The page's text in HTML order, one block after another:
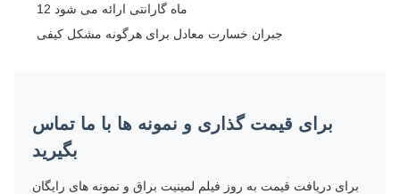
12 ماه گارانتی ارائه می شود
جبران خسارت معادل برای هرگونه مشکل کیفی
برای قیمت گذاری و نمونه ها با ما تماس
بگیرید
برای دریافت قیمت به روز فیلم لمینیت براق و نمونه های رایگان